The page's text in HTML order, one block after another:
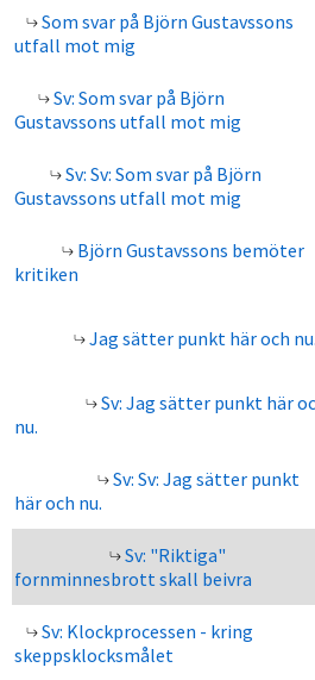
Som svar på Björn Gustavssons
utfall mot mig
Sv: Som svar på Björn
Gustavssons utfall mot mig
Sv: Sv: Som svar på Björn
Gustavssons utfall mot mig
Björn Gustavssons bemöter
kritiken
Jag sätter punkt här och nu.
Sv: Jag sätter punkt här
nu.
Sv: Sv: Jag sätter punkt
här och nu.
Sv: "Riktiga"
fornminnesbrott skall beivra
Sv: Klockprocessen - kring
skeppsklocksmålet